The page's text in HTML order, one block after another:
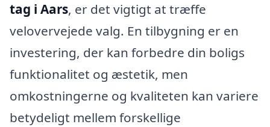
tag i Aars, er det vigtigt at træffe
velovervejede valg. En tilbygning er en
investering, der kan forbedre din boligs
funktionalitet og æstetik, men
omkostningerne og kvaliteten kan variere
betydeligt mellem forskellige